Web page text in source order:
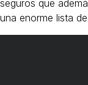
seguros que
una enorme lista